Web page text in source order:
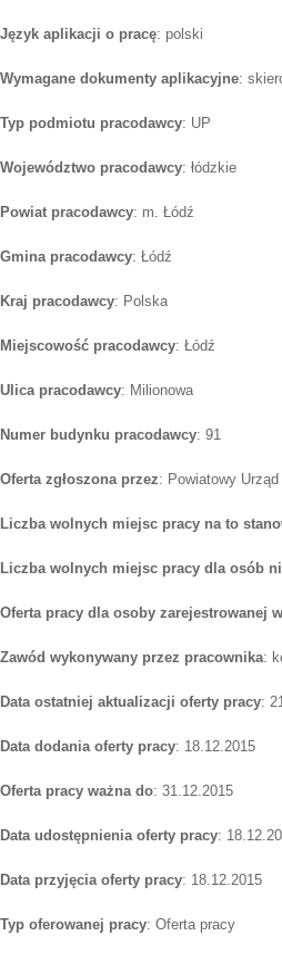
Język aplikacji o pracę: polski
Wymagane dokumenty aplikacyjne:
Typ podmiotu pracodawcy: UP
Województwo pracodawcy: łódzkie
Powiat pracodawcy: m. Łódź
Gmina pracodawcy: Łódź
Kraj pracodawcy: Polska
Miejscowość pracodawcy: Łódź
Ulica pracodawcy: Milionowa
Numer budynku pracodawcy: 91
Oferta zgłoszona przez: Powiatowy
Liczba wolnych miejsc pracy na to
Liczba wolnych miejsc pracy dla osób
Oferta pracy dla osoby zarejestrowanej
Zawód wykonywany przez pracownika:
Data ostatniej aktualizacji oferty pracy:
Data dodania oferty pracy: 18.12.2015
Oferta pracy ważna do: 31.12.2015
Data udostępnienia oferty pracy:
Data przyjęcia oferty pracy: 18.12.2015
Typ oferowanej pracy: Oferta pracy